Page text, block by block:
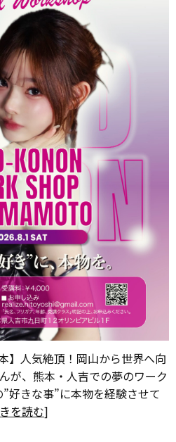
】人気絶頂！岡山から世界へ向
が、熊本・人吉での夢のワーク
好きな事”に本物を経験させて
を読む]